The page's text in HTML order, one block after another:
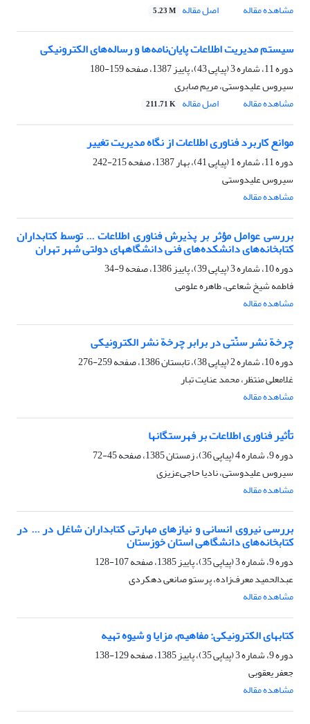
مشاهده مقاله
اصل مقاله 5.23 M
سیستم مدیریت اطلاعات پایان‌نامه‌ها و رساله‌های الکترونیکی
دوره 11، شماره 3 (پیاپی 43)، پاییز 1387، صفحه
159-180
سیروس علیدوستی، مریم صابری
مشاهده مقاله
اصل مقاله 211.71 K
موانع کاربرد فناوری اطلاعات از نگاه مدیریت تغییر
دوره 11، شماره 1 (پیاپی 41)، بهار 1387، صفحه
215-242
سیروس علیدوستی
مشاهده مقاله
بررسی عوامل مؤثر بر پذیرش فناوری اطلاعات ... توسط کتابداران
کتابخانه‌های دانشکده‌های فنی دانشگاههای دولتی شهر تهران
دوره 10، شماره 3 (پیاپی 39)، پاییز 1386، صفحه
9-34
فاطمه شیخ شعاعی، طاهره علومی
مشاهده مقاله
چرخة نشر سنّتی در برابر چرخة نشر الکترونیکی
دوره 10، شماره 2 (پیاپی 38)، تابستان 1386، صفحه
259-276
غلامعلی منتظر، محمد عنایت تبار
مشاهده مقاله
تأثیر فناوری اطلاعات بر فهرستگانها
دوره 9، شماره 4 (پیاپی 36)، زمستان 1385، صفحه
45-72
سیروس علیدوستی، نادیا حاجی‌عزیزی
مشاهده مقاله
بررسی نیروی انسانی و نیازهای مهارتی کتابداران شاغل در ... در
کتابخانه‌های دانشگاهی استان خوزستان
دوره 9، شماره 3 (پیاپی 35)، پاییز 1385، صفحه
107-128
عبدالحمید معرف‌زاده، پرستو صانعی دهکردی
مشاهده مقاله
کتابهای الکترونیکی: مفاهیم، مزایا و شیوه تهیه
دوره 9، شماره 3 (پیاپی 35)، پاییز 1385، صفحه
129-138
جعفر یعقوبی
مشاهده مقاله